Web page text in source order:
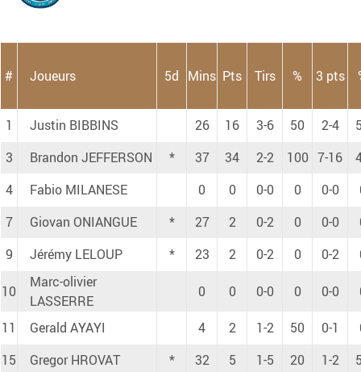
# Joueurs 5d Mins Pts Tirs % 3 pts
1 Justin BIBBINS 26 16 3-6 50 2-4
3
Brandon JEFFERSON * 37 34 2-2 100 7-16
4
Fabio MILANESE 0 0 0-0 0 0-0
7
Giovan ONIANGUE * 27 2 0-2 0 0-0
9
Jérémy LELOUP * 23 2 0-2 0 0-2
10
Marc-olivier
LASSERRE
0 0 0-0 0 0-0
11 Gerald AYAYI 4 2 1-2 50 0-1
15
Gregor HROVAT * 32 5 1-5 20 1-2